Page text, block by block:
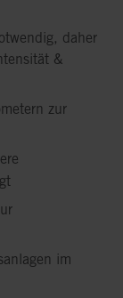
daher
&
zur
im